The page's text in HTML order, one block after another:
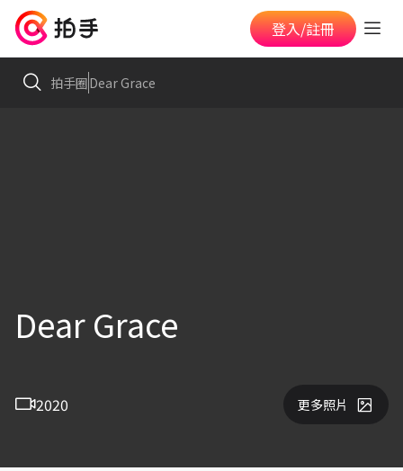
登入/註冊
拍手圈Dear Grace
Dear Grace
2020 更多照片